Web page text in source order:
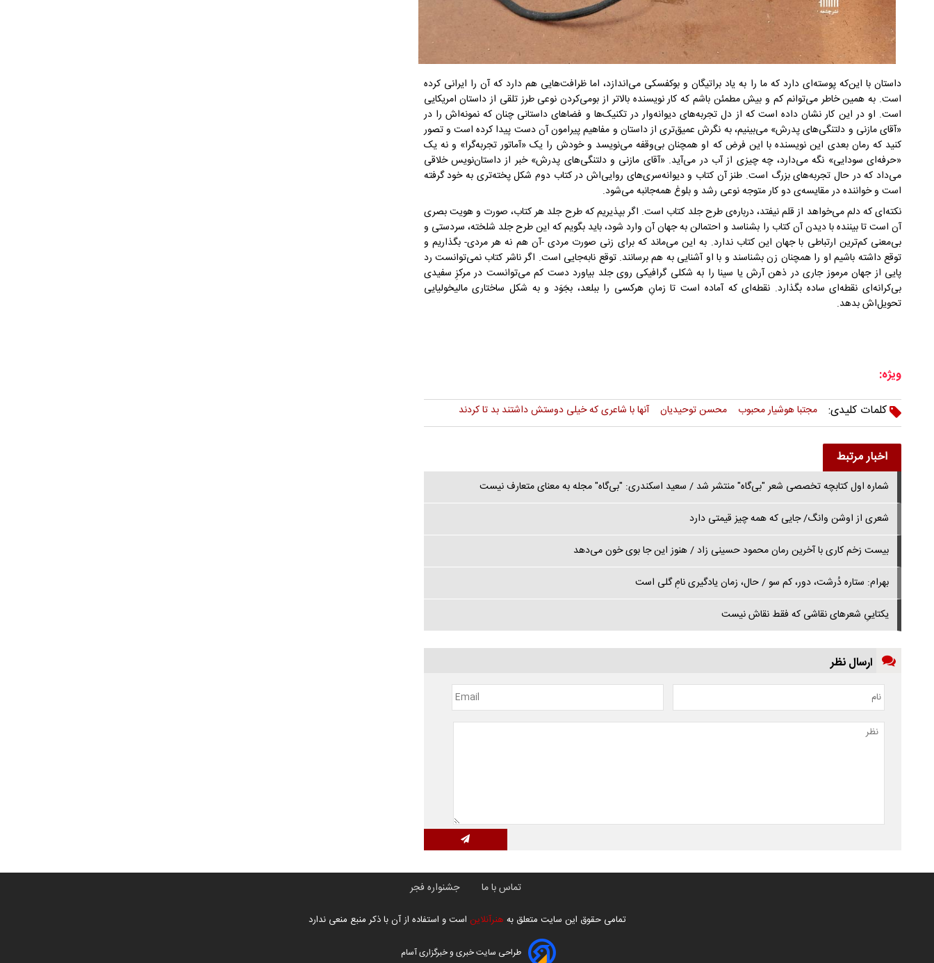
داستان با این‌که پوسته‌ای دارد که ما را به یاد براتیگان و بوکفسکی می‌اندازد، اما ظرافت‌هایی هم دارد که آن را ایرانی کرده
است. به همین خاطر می‌توانم کم و بیش مطمئن باشم که کار نویسنده بالاتر از بومی‌کردن نوعی طرز تلقی از داستان امریکایی
است. او در این کار نشان داده است که از دل تجربه‌های دیوانه‌وار در تکنیک‌ها و فضاهای داستانی چنان که نمونه‌اش را در
«آقای مازنی و دلتنگی‌های پدرش» می‌بینیم، به نگرش عمیق‌تری از داستان و مفاهیم پیرامون آن دست پیدا کرده است و تصور
کنید که رمان بعدی این نویسنده با این فرض که او همچنان بی‌وقفه می‌نویسد و خودش را یک «آماتور تجربه‌گرا» و نه یک
«حرفه‌ای سودایی» نگه می‌دارد، چه چیزی از آب در می‌آید. «آقای مازنی و دلتنگی‌های پدرش» خبر از داستان‌نویس خلاقی
می‌داد که در حال تجربه‌های بزرگ است. طنز آن کتاب و دیوانه‌سری‌های روایی‌اش در کتاب دوم شکل پخته‌تری به خود گرفته
است و خواننده در مقایسه‌ی دو کار متوجه نوعی رشد و بلوغ همه‌جانبه می‌شود.
نکته‌ای که دلم می‌خواهد از قلم نیفتد، درباره‌ی طرح جلد کتاب است. اگر بپذیریم که طرح جلد هر کتاب، صورت و هویت بصری
آن است تا بیننده با دیدن آن کتاب را بشناسد و احتمالن به جهان آن وارد شود، باید بگویم که این طرح جلد شلخته، سردستی و
بی‌معنی کم‌ترین ارتباطی با جهان این کتاب ندارد. به این می‌ماند که برای زنی صورت مردی -آن هم نه هر مردی- بگذاریم و
توقع داشته باشیم او را همچنان زن بشناسند و با او آشنایی به هم برسانند. توقع نابه‌جایی است. اگر ناشر کتاب نمی‌توانست رد
پایی از جهان مرموز جاری در ذهن آرش یا سینا را به شکلی گرافیکی روی جلد بیاورد دست‌ کم می‌توانست در مرکزِ سفیدی
بی‌کرانه‌ای نقطه‌ای ساده بگذارد. نقطه‌ای که آماده‌ است تا زمانِ هرکسی را ببلعد، بجَوَد و به شکل ساختاری مالیخولیایی
تحویل‌اش بدهد.
ویژه:
کلمات کلیدی:
مجتبا هوشیار محبوب محسن توحیدیان آنها با شاعری که خیلی دوستش داشتند بد تا کردند
اخبار مرتبط
شماره اول کتابچه‌ تخصصی شعر "بی‌گاه" منتشر شد / سعید اسکندری: "بی‌گاه" مجله به معنای متعارف نیست
شعری از اوشن وانگ/ جایی که همه چیز قیمتی دارد
بیست زخم کاری با آخرین رمان محمود حسینی زاد / هنوز این جا بوی خون می‌دهد
بهرام: ستاره‌ دُرشت، دور، کم سو / حال، زمان یادگیری‌ نامِ گلی است
یکتاییِ شعرهای نقاشی که فقط نقاش نیست
ارسال نظر
تماس با ما جشنواره فجر
تمامی حقوق این سایت متعلق به هنرآنلاین است و استفاده از آن با ذکر منبع منعی ندارد
طراحی سایت خبری و خبرگزاری آسام